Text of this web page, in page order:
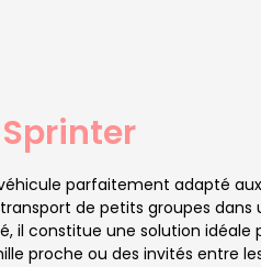
parfaitement adapté
de petits groupes dans
il constitue une solution idéale
proche ou des invités entre